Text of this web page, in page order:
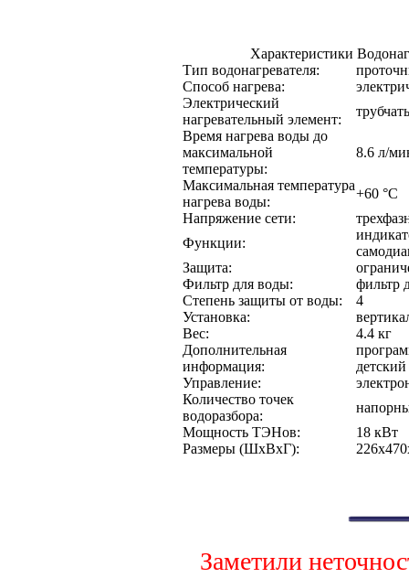
Характеристики
Тип водонагревателя:
Способ нагрева:
Электрический
нагревательный элемент:
Время нагрева воды до
максимальной
температуры:
8.6 л/
Максимальная температура
нагрева воды:
+60 °С
Напряжение сети:
Функции:
Защита:
Фильтр для воды:
фильтр
Степень защиты от воды:
4
Установка:
Вес:
4.4 кг
Дополнительная
информация:
Управление:
Количество точек
водоразбора:
Мощность ТЭНов:
18 кВт
Размеры (ШхВхГ):
Заметили